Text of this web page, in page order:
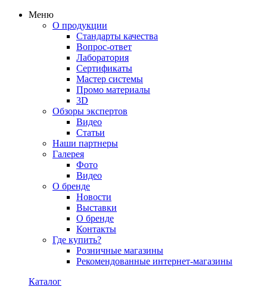
Меню
О продукции
Стандарты качества
Вопрос-ответ
Лаборатория
Сертификаты
Мастер системы
Промо материалы
3D
Обзоры экспертов
Видео
Статьи
Наши партнеры
Галерея
Фото
Видео
О бренде
Новости
Выставки
О бренде
Контакты
Где купить?
Розничные магазины
Рекомендованные интернет-магазины
Каталог